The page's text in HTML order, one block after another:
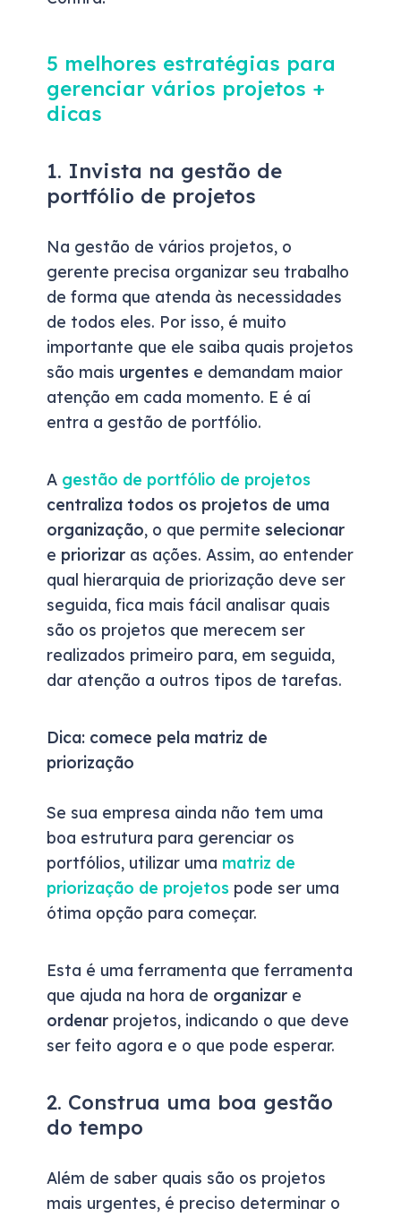
5 melhores estratégias para
gerenciar vários projetos +
dicas
1. Invista na gestão de
portfólio de projetos
Na gestão de vários projetos, o
gerente precisa organizar seu trabalho
de forma que atenda às necessidades
de todos eles. Por isso, é muito
importante que ele saiba quais projetos
são mais urgentes e demandam maior
atenção em cada momento. E é aí
entra a gestão de portfólio.
A gestão de portfólio de projetos
centraliza todos os projetos de uma
organização, o que permite selecionar
e priorizar as ações. Assim, ao entender
qual hierarquia de priorização deve ser
seguida, fica mais fácil analisar quais
são os projetos que merecem ser
realizados primeiro para, em seguida,
dar atenção a outros tipos de tarefas.
Dica: comece pela matriz de
priorização
Se sua empresa ainda não tem uma
boa estrutura para gerenciar os
portfólios, utilizar uma matriz de
priorização de projetos pode ser uma
ótima opção para começar.
Esta é uma ferramenta que ferramenta
que ajuda na hora de organizar e
ordenar projetos, indicando o que deve
ser feito agora e o que pode esperar.
2. Construa uma boa gestão
do tempo
Além de saber quais são os projetos
mais urgentes, é preciso determinar o